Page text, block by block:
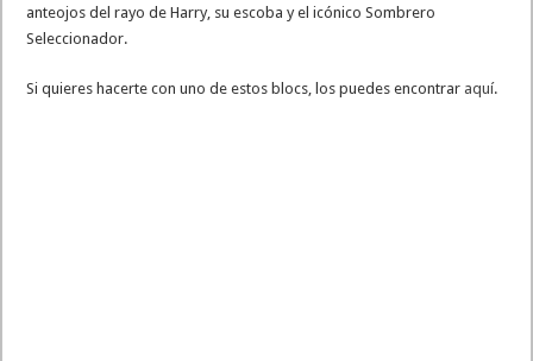
anteojos del rayo de Harry, su escoba y el icónico Sombrero
Seleccionador.
Si quieres hacerte con uno de estos blocs, los puedes encontrar aquí.